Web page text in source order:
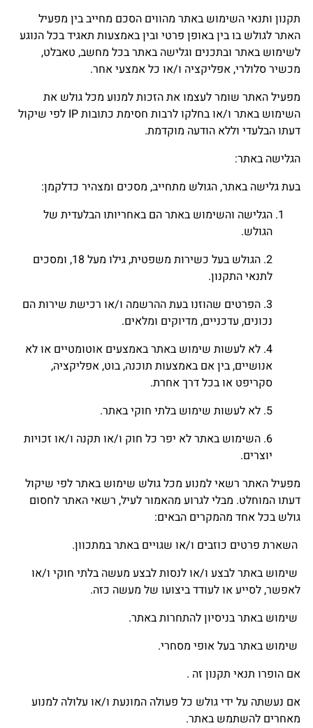
תקנון ותנאי השימוש באתר מהווים הסכם מחייב בין מפעיל
האתר לגולש בו בין באופן פרטי ובין באמצעות תאגיד בכל הנוגע
לשימוש באתר ובתכנים וגלישה באתר בכל מחשב, טאבלט,
מכשיר סלולרי, אפליקציה ו/או כל אמצעי אחר.
מפעיל האתר שומר לעצמו את הזכות למנוע מכל גולש את
השימוש באתר ו/או בחלקו לרבות חסימת כתובות IP לפי שיקול
דעתו הבלעדי וללא הודעה מוקדמת.
הגלישה באתר:
בעת גלישה באתר, הגולש מתחייב, מסכים ומצהיר כדלקמן:
הגלישה והשימוש באתר הם באחריותו הבלעדית של
הגולש.
2. הגולש בעל כשירות משפטית, גילו מעל 18, ומסכים
לתנאי התקנון.
3. הפרטים שהוזנו בעת ההרשמה ו/או רכישת שירות הם
נכונים, עדכניים, מדיוקים ומלאים.
4. לא לעשות שימוש באתר באמצעים אוטומטיים או לא
אנושיים, בין אם באמצעות תוכנה, בוט, אפליקציה,
סקריפט או בכל דרך אחרת.
5. לא לעשות שימוש בלתי חוקי באתר.
6. השימוש באתר לא יפר כל חוק ו/או תקנה ו/או זכויות
יוצרים.
מפעיל האתר רשאי למנוע מכל גולש שימוש באתר לפי שיקול
דעתו המוחלט. מבלי לגרוע מהאמור לעיל, רשאי האתר לחסום
גולש בכל אחד מהמקרים הבאים:
השארת פרטים כוזבים ו/או שגויים באתר במתכוון.
שימוש באתר לבצע ו/או לנסות לבצע מעשה בלתי חוקי ו/או
לאפשר, לסייע או לעודד ביצועו של מעשה כזה.
שימוש באתר בניסיון להתחרות באתר.
שימוש באתר בעל אופי מסחרי.
אם הופרו תנאי תקנון זה .
אם נעשתה על ידי גולש כל פעולה המונעת ו/או עלולה למנוע
מאחרים להשתמש באתר.